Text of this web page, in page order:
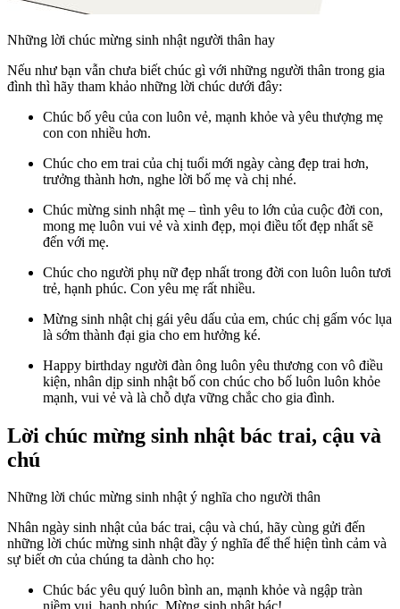
Những lời chúc mừng sinh nhật người thân hay
Nếu như bạn vẫn chưa biết chúc gì với những người thân trong gia
đình thì hãy tham khảo những lời chúc dưới đây:
Chúc bố yêu của con luôn vẻ, mạnh khỏe và yêu thượng mẹ
con con nhiều hơn.
Chúc cho em trai của chị tuổi mới ngày càng đẹp trai hơn,
trưởng thành hơn, nghe lời bố mẹ và chị nhé.
Chúc mừng sinh nhật mẹ – tình yêu to lớn của cuộc đời con,
mong mẹ luôn vui vẻ và xinh đẹp, mọi điều tốt đẹp nhất sẽ
đến với mẹ.
Chúc cho người phụ nữ đẹp nhất trong đời con luôn luôn tươi
trẻ, hạnh phúc. Con yêu mẹ rất nhiều.
Mừng sinh nhật chị gái yêu dấu của em, chúc chị gấm vóc lụa
là sớm thành đại gia cho em hưởng ké.
Happy birthday người đàn ông luôn yêu thương con vô điều
kiện, nhân dịp sinh nhật bố con chúc cho bố luôn luôn khỏe
mạnh, vui vẻ và là chỗ dựa vững chắc cho gia đình.
Lời chúc mừng sinh nhật bác trai, cậu và
chú
Những lời chúc mừng sinh nhật ý nghĩa cho người thân
Nhân ngày sinh nhật của bác trai, cậu và chú, hãy cùng gửi đến
những lời chúc mừng sinh nhật đầy ý nghĩa để thể hiện tình cảm và
sự biết ơn của chúng ta dành cho họ:
Chúc bác yêu quý luôn bình an, mạnh khỏe và ngập tràn